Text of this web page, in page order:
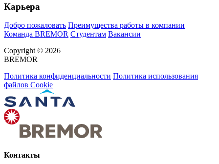
Карьера
Добро пожаловать Преимущества работы в компании
Команда BREMOR Студентам Вакансии
Copyright © 2026
BREMOR
Политика конфиденциальности Политика использования
файлов Cookie
Контакты